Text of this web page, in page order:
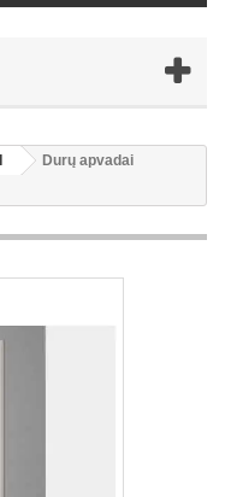
Durų apvadai